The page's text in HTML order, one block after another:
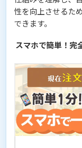
性を向上させるた
できます。
スマホで簡単！完